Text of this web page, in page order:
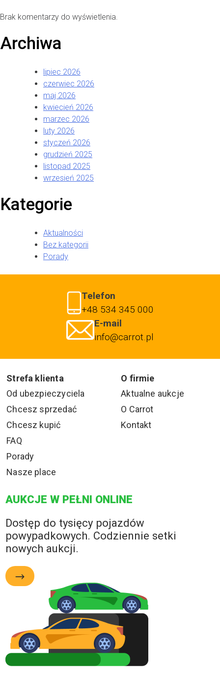
Brak komentarzy do wyświetlenia.
Archiwa
lipiec 2026
czerwiec 2026
maj 2026
kwiecień 2026
marzec 2026
luty 2026
styczeń 2026
grudzień 2025
listopad 2025
wrzesień 2025
Kategorie
Aktualności
Bez kategorii
Porady
Telefon
+48 534 345 000
E-mail
info@carrot.pl
Strefa klienta
O firmie
Od ubezpieczyciela
Chcesz sprzedać
Chcesz kupić
FAQ
Porady
Nasze place
Aktualne aukcje
O Carrot
Kontakt
AUKCJE W PEŁNI ONLINE
Dostęp do tysięcy pojazdów
powypadkowych. Codziennie setki
nowych aukcji.